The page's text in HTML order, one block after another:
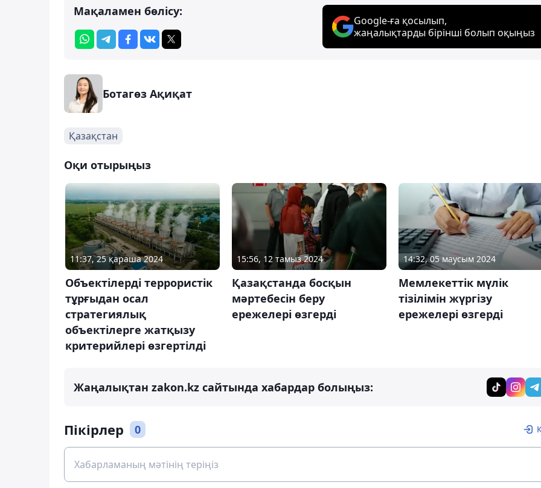
Мақаламен бөлісу:
Google-ға қосылып,
жаңалықтарды бірінші болып оқыңыз
Ботагөз Ақиқат
Қазақстан
Оқи отырыңыз
11:37, 25 қараша 2024
Объектілерді террористік
тұрғыдан осал
стратегиялық
объектілерге жатқызу
критерийлері өзгертілді
15:56, 12 тамыз 2024
Қазақстанда босқын
мәртебесін беру
ережелері өзгерді
14:32, 05 маусым 2024
Мемлекеттік мүлік
тізілімін жүргізу
ережелері өзгерді
Жаңалықтан zakon.kz сайтында хабардар болыңыз:
Пікірлер 0